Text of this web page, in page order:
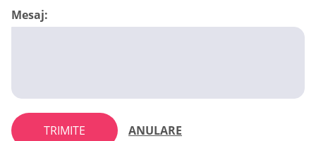
Mesaj:
TRIMITE ANULARE